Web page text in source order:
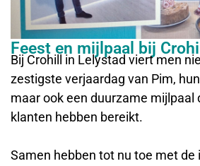
Feest en mijlpaal bij Crohill
Bij Crohill in Lelystad viert men
zestigste verjaardag van Pim,
maar ook een duurzame mijlpaal
klanten hebben bereikt.
Samen hebben tot nu toe met de